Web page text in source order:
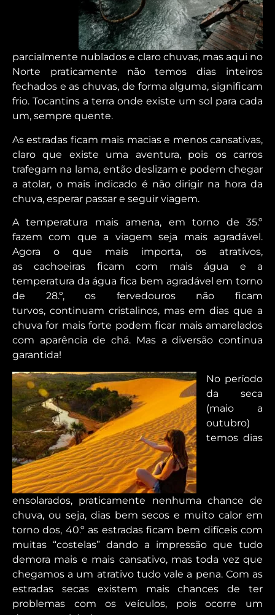
parcialmente nublados e claro chuvas, mas aqui no
Norte praticamente não temos dias inteiros
fechados e as chuvas, de forma alguma, significam
frio. Tocantins a terra onde existe um sol para cada
um, sempre quente.
As estradas ficam mais macias e menos cansativas,
claro que existe uma aventura, pois os carros
trafegam na lama, então deslizam e podem chegar
a atolar, o mais indicado é não dirigir na hora da
chuva, esperar passar e seguir viagem.
Atemperatura mais amena, em torno de 35.º
fazem com que a viagemseja mais agradável.
Agora o que mais importa, os atrativos,
ascachoeiras ficam com mais água e a
temperatura da água fica bem agradável em torno
de 28.º, os fervedouros não ficam
turvos, continuam cristalinos, mas em dias que a
chuva for mais forte podem ficar mais amarelados
com aparência de chá. Mas adiversão continua
garantida!
No período
da seca
(maio a
outubro)
temos dias
ensolarados, praticamente nenhuma chance de
chuva, ou seja, dias bem secos e muito calor em
torno dos, 40.º as estradas ficam bem difíceis com
muitas “costelas” dando a impressão que tudo
demora mais e mais cansativo, mas toda vez que
chegamos a um atrativo tudo vale a pena. Com as
estradas secas existem mais chances de ter
problemas com os veículos, pois ocorre um